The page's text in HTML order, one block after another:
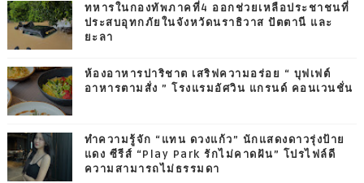
ทหารในกองทัพภาคที่4 ออกช่วยเหลือประชาชนที่
ประสบอุทกภัยในจังหวัดนราธิวาส ปัตตานี และ
ยะลา
ห้องอาหารปาริชาต เสริฟความอร่อย “ บุฟเฟต์
อาหารตามสั่ง ” โรงแรมอัศวิน แกรนด์ คอนเวนชั่น
ทำความรู้จัก “แทน ดวงแก้ว” นักแสดงดาวรุ่งป้าย
แดง ซีรีส์ “Play Park รักไม่คาดฝัน” โปรไฟล์ดี
ความสามารถไม่ธรรมดา